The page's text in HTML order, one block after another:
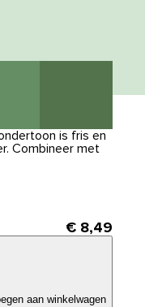
is fris en
Combineer met
€ 8,49
aan winkelwagen